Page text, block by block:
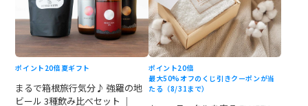
ポイント20倍 夏ギフト
まるで箱根旅行気分♪ 強羅の地
ビール 3種飲み比べセット ｜
ポイント20倍
最大50%オフのくじ引きクーポンが当
たる（8/31まで）